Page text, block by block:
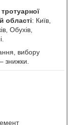
області: Київ,
Обухів,
вибору
знижки.